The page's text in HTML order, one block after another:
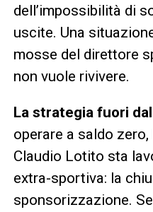
dell’impossibilità di
uscite. Una
mosse del direttore
non vuole rivivere.
La strategia fuori
operare a saldo
Claudio Lotito sta
extra-sportiva: la
sponsorizzazione.